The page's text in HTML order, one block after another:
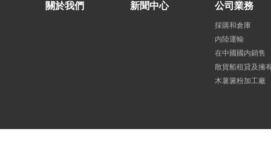
關於我們 新聞中心 公司業務
採購和倉庫
内陸運輸
在中國國内銷售
散貨船租貸及擁
木薯澱粉加工廠